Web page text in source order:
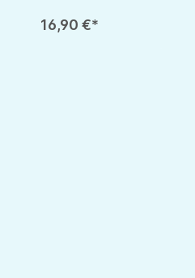
16,90 €*